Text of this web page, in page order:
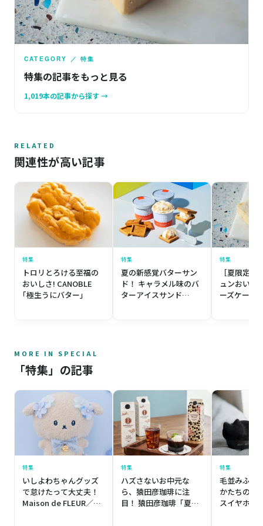
CATEGORY ／ 特集
特集の記事をもっと見る
1,019本の記事から探す →
RELATED
関連性が高い記事
特集
トロリとろける至福の
おいしさ! CANOBLE
｢極生うにバター｣
特集
夏の新感覚バターサン
ド！ キャラメル味のバ
ターアイスサンド
特集
［夏限定！
ュンおいし
ーズケーキ
MORE IN SPECIAL
「特集」の記事
特集
いしよわちゃんグッズ
で怠けたって大丈夫！
Maison de FLEUR／メ
特集
ハズさないお中元な
ら、猿田彦珈琲に注
目！ 猿田彦珈琲「夏の
特集
毛並みふわ
かたちの完
スイヤホン